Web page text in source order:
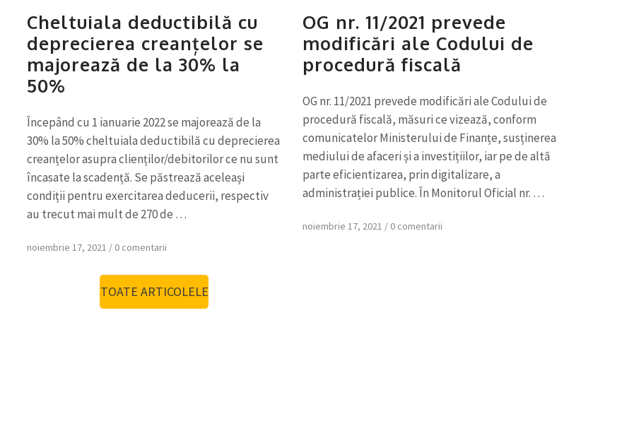
Cheltuiala deductibilă cu
deprecierea creanțelor se
majorează de la 30% la
50%
Începând cu 1 ianuarie 2022 se majorează de la
30% la 50% cheltuiala deductibilă cu deprecierea
creanțelor asupra clienților/debitorilor ce nu sunt
încasate la scadență. Se păstrează aceleași
condiții pentru exercitarea deducerii, respectiv
au trecut mai mult de 270 de …
noiembrie 17, 2021 / 0 comentarii
OG nr. 11/2021 prevede
modificări ale Codului de
procedură fiscală
OG nr. 11/2021 prevede modificări ale Codului de
procedură fiscală, măsuri ce vizează, conform
comunicatelor Ministerului de Finanțe, susținerea
mediului de afaceri și a investițiilor, iar pe de altă
parte eficientizarea, prin digitalizare, a
administrației publice. În Monitorul Oficial nr. …
noiembrie 17, 2021 / 0 comentarii
TOATE ARTICOLELE